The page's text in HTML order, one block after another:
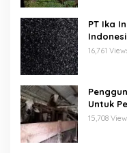
PT Ika
16,761
Untuk
Domba/
15,708